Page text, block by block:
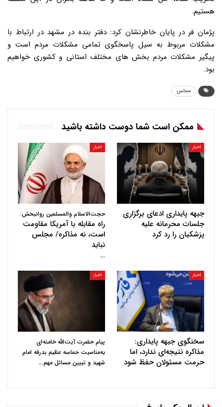
هستیم.
پژمان فر در پایان خاطرنشان کرد: دفتر بنده در مشهد در ارتباط با
مشکلات مربوط به سیل پاسخگوی تمامی مشکلات مردم است و
پیگیر مشکلات مردم بخش های مختلف استانی و کشوری خواهیم
بود.
مجلس
ممکن است شما دوست داشته باشید
اخبار
جبهه پایداری ادعای برگزاری
جلسات محرمانه علیه
پزشکیان را رد کرد
اخبار
حجت‌الاسلام والمسلمین روانبخش:
راه مقابله با آمریکا مقاومت
است، نه مذاکره/ مجلس
نباید
…
اخبار
سخنگوی جبهه پایداری:
مذاکره نتیجه‌ای ندارد، اما
حرمت مسئولان حفظ شود
اخبار
پیام حضرت آیت‌الله خامنه‌ای
به‌مناسبت حماسه عظیم بدرقه امام
شهید و تبیین مسائل مهم…